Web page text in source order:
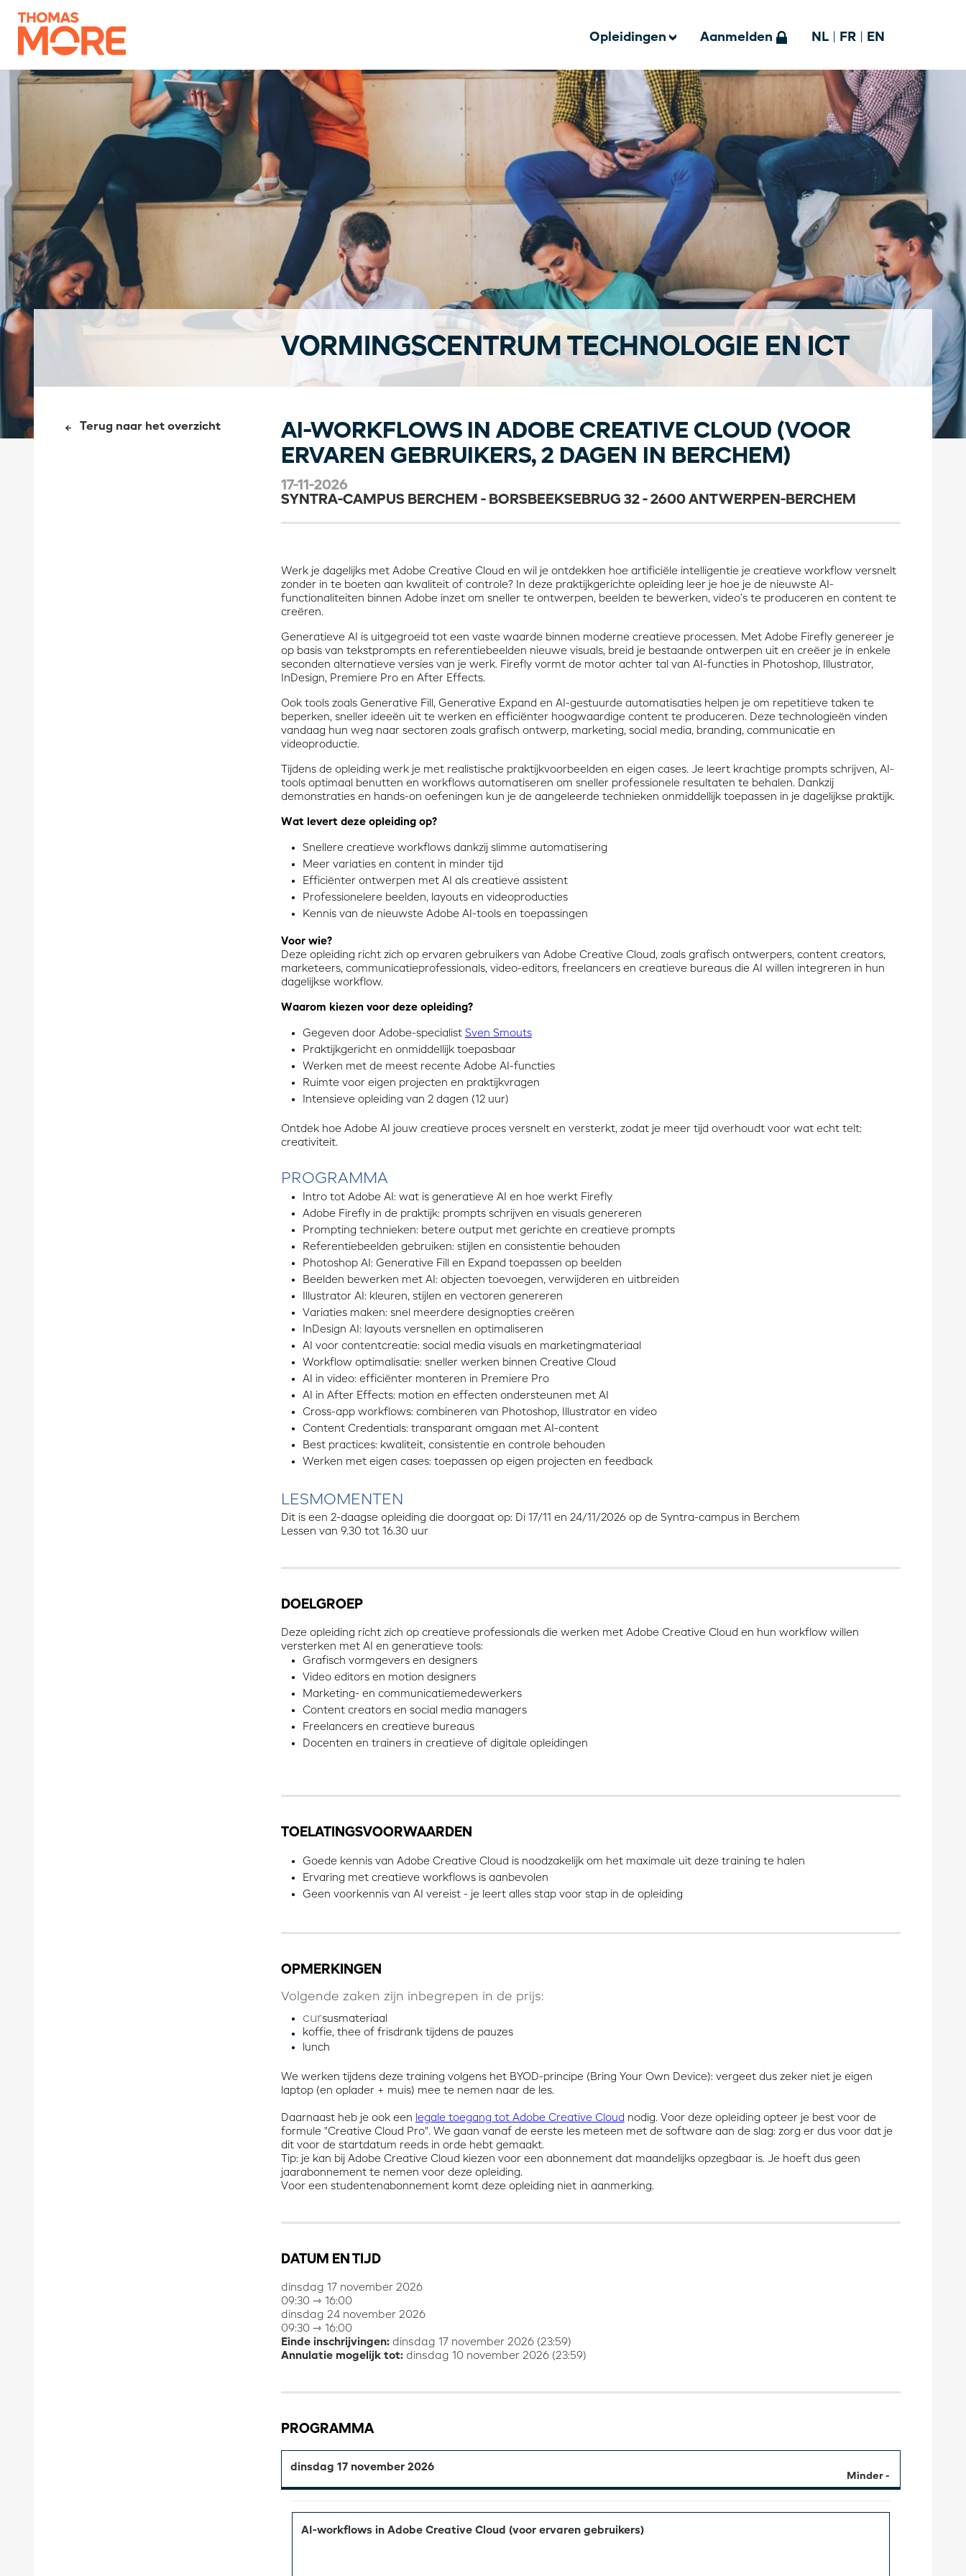
Opleidingen Aanmelden NL FR EN
VORMINGSCENTRUM TECHNOLOGIE EN ICT
Terug naar het overzicht
AI-WORKFLOWS IN ADOBE CREATIVE CLOUD (VOOR
ERVAREN GEBRUIKERS, 2 DAGEN IN BERCHEM)
17-11-2026
SYNTRA-CAMPUS BERCHEM - BORSBEEKSEBRUG 32 - 2600 ANTWERPEN-BERCHEM
Werk je dagelijks met Adobe Creative Cloud en wil je ontdekken hoe artificiële intelligentie je creatieve workflow versnelt
zonder in te boeten aan kwaliteit of controle? In deze praktijkgerichte opleiding leer je hoe je de nieuwste AI-
functionaliteiten binnen Adobe inzet om sneller te ontwerpen, beelden te bewerken, video’s te produceren en content te
creëren.
Generatieve AI is uitgegroeid tot een vaste waarde binnen moderne creatieve processen. Met Adobe Firefly genereer je
op basis van tekstprompts en referentiebeelden nieuwe visuals, breid je bestaande ontwerpen uit en creëer je in enkele
seconden alternatieve versies van je werk. Firefly vormt de motor achter tal van AI-functies in Photoshop, Illustrator,
InDesign, Premiere Pro en After Effects.
Ook tools zoals Generative Fill, Generative Expand en AI-gestuurde automatisaties helpen je om repetitieve taken te
beperken, sneller ideeën uit te werken en efficiënter hoogwaardige content te produceren. Deze technologieën vinden
vandaag hun weg naar sectoren zoals grafisch ontwerp, marketing, social media, branding, communicatie en
videoproductie.
Tijdens de opleiding werk je met realistische praktijkvoorbeelden en eigen cases. Je leert krachtige prompts schrijven, AI-
tools optimaal benutten en workflows automatiseren om sneller professionele resultaten te behalen. Dankzij
demonstraties en hands-on oefeningen kun je de aangeleerde technieken onmiddellijk toepassen in je dagelijkse praktijk.
Wat levert deze opleiding op?
Snellere creatieve workflows dankzij slimme automatisering
Meer variaties en content in minder tijd
Efficiënter ontwerpen met AI als creatieve assistent
Professionelere beelden, layouts en videoproducties
Kennis van de nieuwste Adobe AI-tools en toepassingen
Voor wie?
Deze opleiding richt zich op ervaren gebruikers van Adobe Creative Cloud, zoals grafisch ontwerpers, content creators,
marketeers, communicatieprofessionals, video-editors, freelancers en creatieve bureaus die AI willen integreren in hun
dagelijkse workflow.
Waarom kiezen voor deze opleiding?
Gegeven door Adobe-specialist Sven Smouts
Praktijkgericht en onmiddellijk toepasbaar
Werken met de meest recente Adobe AI-functies
Ruimte voor eigen projecten en praktijkvragen
Intensieve opleiding van 2 dagen (12 uur)
Ontdek hoe Adobe AI jouw creatieve proces versnelt en versterkt, zodat je meer tijd overhoudt voor wat echt telt:
creativiteit.
PROGRAMMA
Intro tot Adobe AI: wat is generatieve AI en hoe werkt Firefly
Adobe Firefly in de praktijk: prompts schrijven en visuals genereren
Prompting technieken: betere output met gerichte en creatieve prompts
Referentiebeelden gebruiken: stijlen en consistentie behouden
Photoshop AI: Generative Fill en Expand toepassen op beelden
Beelden bewerken met AI: objecten toevoegen, verwijderen en uitbreiden
Illustrator AI: kleuren, stijlen en vectoren genereren
Variaties maken: snel meerdere designopties creëren
InDesign AI: layouts versnellen en optimaliseren
AI voor contentcreatie: social media visuals en marketingmateriaal
Workflow optimalisatie: sneller werken binnen Creative Cloud
AI in video: efficiënter monteren in Premiere Pro
AI in After Effects: motion en effecten ondersteunen met AI
Cross-app workflows: combineren van Photoshop, Illustrator en video
Content Credentials: transparant omgaan met AI-content
Best practices: kwaliteit, consistentie en controle behouden
Werken met eigen cases: toepassen op eigen projecten en feedback
LESMOMENTEN
Dit is een 2-daagse opleiding die doorgaat op: Di 17/11 en 24/11/2026 op de Syntra-campus in Berchem
Lessen van 9.30 tot 16.30 uur
DOELGROEP
Deze opleiding richt zich op creatieve professionals die werken met Adobe Creative Cloud en hun workflow willen
versterken met AI en generatieve tools:
Grafisch vormgevers en designers
Video editors en motion designers
Marketing- en communicatiemedewerkers
Content creators en social media managers
Freelancers en creatieve bureaus
Docenten en trainers in creatieve of digitale opleidingen
TOELATINGSVOORWAARDEN
Goede kennis van Adobe Creative Cloud is noodzakelijk om het maximale uit deze training te halen
Ervaring met creatieve workflows is aanbevolen
Geen voorkennis van AI vereist - je leert alles stap voor stap in de opleiding
OPMERKINGEN
Volgende zaken zijn inbegrepen in de prijs:
cursusmateriaal
koffie, thee of frisdrank tijdens de pauzes
lunch
We werken tijdens deze training volgens het BYOD-principe (Bring Your Own Device): vergeet dus zeker niet je eigen
laptop (en oplader + muis) mee te nemen naar de les.
Daarnaast heb je ook een legale toegang tot Adobe Creative Cloud nodig. Voor deze opleiding opteer je best voor de
formule "Creative Cloud Pro". We gaan vanaf de eerste les meteen met de software aan de slag: zorg er dus voor dat je
dit voor de startdatum reeds in orde hebt gemaakt.
Tip: je kan bij Adobe Creative Cloud kiezen voor een abonnement dat maandelijks opzegbaar is. Je hoeft dus geen
jaarabonnement te nemen voor deze opleiding.
Voor een studentenabonnement komt deze opleiding niet in aanmerking.
DATUM EN TIJD
dinsdag 17 november 2026
09:30 ⇾ 16:00
dinsdag 24 november 2026
09:30 ⇾ 16:00
Einde inschrijvingen: dinsdag 17 november 2026 (23:59)
Annulatie mogelijk tot: dinsdag 10 november 2026 (23:59)
PROGRAMMA
dinsdag 17 november 2026
AI-workflows in Adobe Creative Cloud (voor ervaren gebruikers)